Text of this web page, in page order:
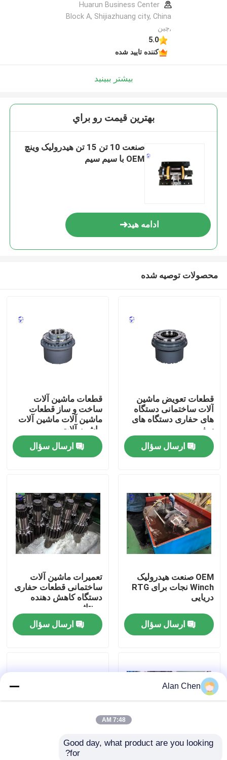
محصولات
دربارهی ما
کنترل کیفیت
تماس با ما
موتور DEUTZ
Huarun Business Center
Block A, Shijiazhuang city, China
,چین
5.0
کننده تایید شده
بیشتر ببینید
بهترين قيمت رو براي
صنعت 10 تن 15 تن هیدرولیک وینچ
OEM با سیم سیم
ادامه هید
محصولات توصیه شده
قطعات تعویض ماشین
آلات ساختمانی دستگاه
های حفاری دستگاه های
سفر
ارسال سؤال
قطعات ماشین آلات
ساخت و ساز قطعات
ماشین آلات ماشین آلات
ماشین آلات
ارسال سؤال
OEM صنعت هیدرولیک
Winch نجات برای RTG
دریایی
ارسال سؤال
تعمیرات ماشین آلات
ساختمانی قطعات حفاری
دستگاه کاهش دهنده
مونتاژ
ارسال سؤال
ماشین حفاری هيدرولیک
Alan Chen
7:48 AM
Good day, what product are you looking
for?